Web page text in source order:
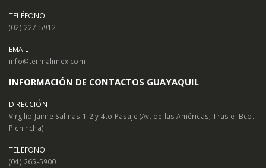
TELÉFONO
(02) 227-5912
EMAIL
info@termalimex.com
INFORMACIÓN DE CONTACTOS GUAYAQUIL
DIRECCIÓN
Virgilio Jaime Salinas 1-2 y 4to Pasaje (Av. de las Américas, Tras el Bco.
Pichincha)
TELÉFONO
(04) 265-5900